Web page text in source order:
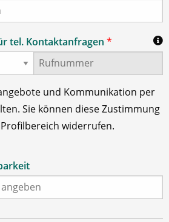
tel. Kontaktanfragen *
und Kommunikation per
Sie können diese Zustimmung
widerrufen.